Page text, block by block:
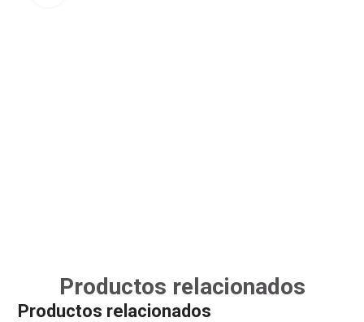
Productos relacionados
Productos relacionados